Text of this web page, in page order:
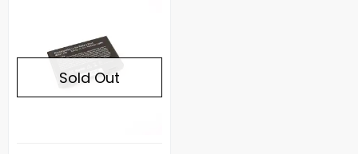
Sold Out